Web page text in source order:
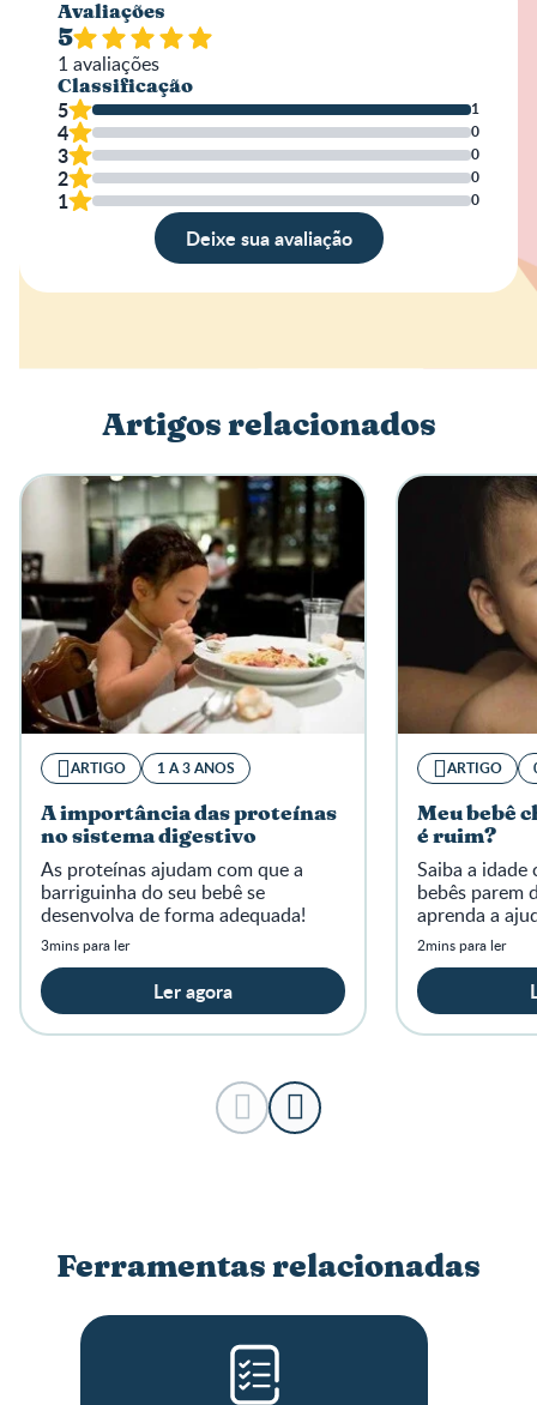
Avaliações
5
1avaliações
Classificação
5 1
4 0
3 0
2 0
1 0
Deixe sua avaliação
Escreva a sua opinião
Artigos relacionados
ARTIGO 1 A 3 ANOS
A importância das proteínas
no sistema digestivo
As proteínas ajudam com que a
barriguinha do seu bebê se
desenvolva de forma adequada!
3mins para ler
Ler agora
ARTIGO
Meu bebê
é ruim?
Saiba a idade
bebês parem
aprenda a
2mins para ler
Ferramentas relacionadas